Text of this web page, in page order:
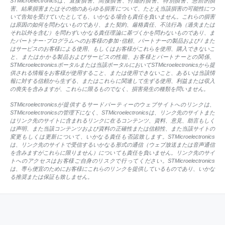
害、結果損害またはその他のあらゆる損害について、たとえ当該損害の可能性につ
いて告知を受けていたとしても、いかなる場合も責任を負いません。これらの損害
は原因の如何を問わないものであり、また契約、厳格責任、不法行為（過失または
それ以外を含む）を問わずいかなる責任理論に基づくかを問わないものであり、ま
たパートナー･プログラムへのお客様の参加･信頼、パートナーの製品および / また
はサービスのお客様による使用、もしくはお客様がこれらを使用、購入できないこ
と、またはかかる製品およびサービスの性能、お客様とパートナーとの関係、
STMicroelectronicsポータルまたは当該ポータルにおいてSTMicroelectronicsから提
供される情報をお客様が使用すること、または使用できないこと、あるいは当該情
報に対する信頼から生ずる、またはこれらに関連して生ずる使用、利益または収入
の喪失を含みますが、これらに限るものでなく、損害発生の種類を問いません。
STMicroelectronicsが提供するサードパーティーのウェブサイトへのリンクは、
STMicroelectronicsの管理下になく、STMicroelectronicsは、リンク先のサイトまた
はリンク先のサイトに含まれるリンクに在るコンテンツ、資料、意見、助言もしく
は声明、また当該コンテンツおよび資料の正確性または信頼性、また当該サイトの
変更もしくは更新について、いかなる責任も否認致します。STMicroelectronics
は、リンク先のサイトで受信するいかなる形式の通信（ウェブ放送または音声通信
を含みますがこれらに限りません）についても責任を負いません。リンク先のサイ
トへのアクセスはお客様ご自身のリスクで行ってください。STMicroelectronics
は、専ら便宜のためにお客様にこれらのリンクを提供しているものであり、いかな
る推奨または保証も致しません。